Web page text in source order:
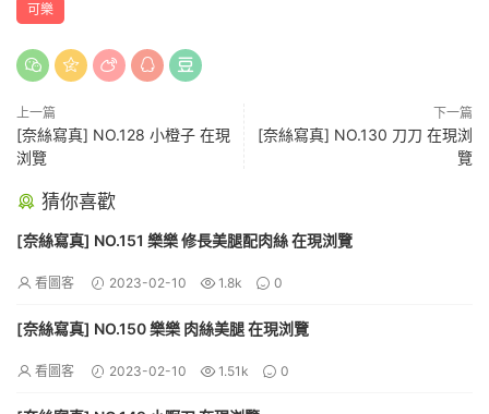
可樂
上一篇
[奈絲寫真] NO.128 小橙子 在現
浏覽
下一篇
[奈絲寫真] NO.130 刀刀 在現浏
覽
猜你喜歡
[奈絲寫真] NO.151 樂樂 修長美腿配肉絲 在現浏覽
看圖客 2023-02-10 1.8k 0
[奈絲寫真] NO.150 樂樂 肉絲美腿 在現浏覽
看圖客 2023-02-10 1.51k 0